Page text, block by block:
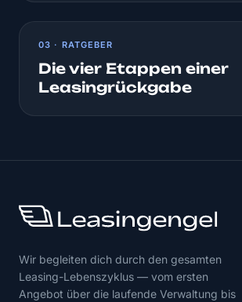
03 · RATGEBER
Die vier Etappen einer
Leasingrückgabe
Wir begleiten dich durch den gesamten
Leasing-Lebenszyklus — vom ersten
Angebot über die laufende Verwaltung bis